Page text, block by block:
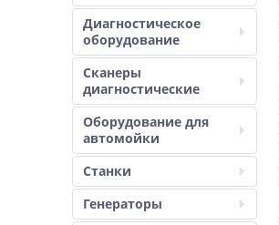
Диагностическое
оборудование
Сканеры
диагностические
Оборудование для
автомойки
Станки
Генераторы